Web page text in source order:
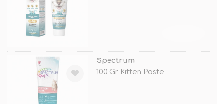
Spectrum
100 Gr Kitten Paste